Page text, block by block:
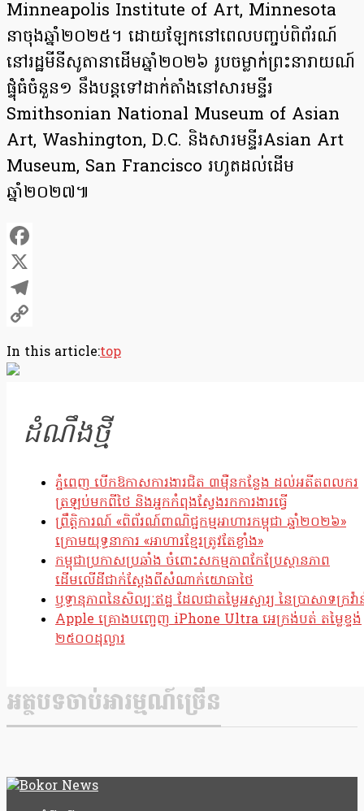
Minneapolis Institute of Art, Minnesota
នាចុងឆ្នាំ២០២៥។ ដោយឡែកនៅពេលបញ្ចប់ពិព័រណ៍
នៅរដ្ឋមីនីសូតានាដើមឆ្នាំ២០២៦ រូបចម្លាក់ព្រះនារាយណ៍
ផ្ទុំធំចំនួន១ នឹងបន្តទៅដាក់តាំងនៅសារមន្ទីរ
Smithsonian National Museum of Asian
Art, Washington, D.C. និងសារមន្ទីរAsian Art
Museum, San Francisco រហូតដល់ដើម
ឆ្នាំ២០២៧៕
Facebook
X
Telegram
Link
In this article:top
ដំណឹងថ្មី
ភ្នំពេញ បើកឱកាសការងារជិត ៣ម៉ឺនកន្លែង ដល់អតីតពលករ
ត្រឡប់មកពីថៃ និងអ្នកកំពុងស្វែងរកការងារធ្វើ
ព្រឹត្តិការណ៍ «ពិព័រណ៍ពាណិជ្ជកម្មអាហារកម្ពុជា ឆ្នាំ២០២៦»
ក្រោមយុទ្ធនាការ «អាហារខ្មែរត្រូវតែខ្លាំង»
កម្ពុជាប្រកាសប្រឆាំង ចំពោះសកម្មភាពកែប្រែស្ថានភាព
ដើមលើដីជាក់ស្តែងពីសំណាក់យោធាថៃ
ឫទ្ធានុភាពនៃសិល្បៈឥដ្ឋ ដែលជាតម្លៃអស្ចារ្យ នៃប្រាសាទក្រវ៉
Apple គ្រោងបញ្ចេញ iPhone Ultra អេក្រង់បត់ តម្លៃខ្ទង់
២៥០០ដុល្លារ
អត្ថបទចាប់អារម្មណ៍ច្រើន